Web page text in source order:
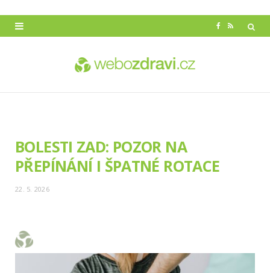
R
BOLESTI ZAD: POZOR NA
PŘEPÍNÁNÍ I ŠPATNÉ ROTACE
22. 5. 2026